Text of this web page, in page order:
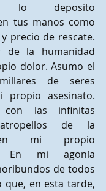
lo deposito
tus manos como
precio de rescate.
de la humanidad
dolor. Asumo el
de seres
propio asesinato.
con las infinitas
de la
en mi propio
En mi agonía
de todos
que, en esta tarde,